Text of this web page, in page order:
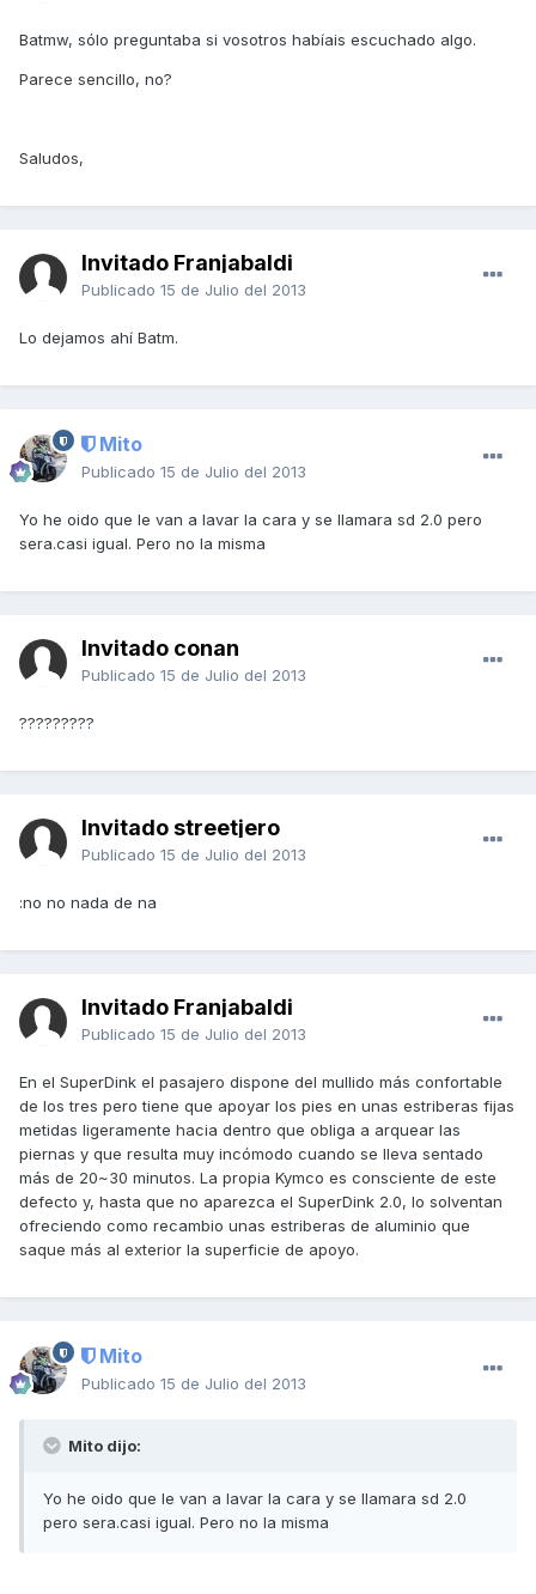
Batmw, sólo preguntaba si vosotros habíais escuchado algo.
Parece sencillo, no?
Saludos,
Invitado Franjabaldi
Publicado 15 de Julio del 2013
Lo dejamos ahí Batm.
Mito
Publicado 15 de Julio del 2013
Yo he oido que le van a lavar la cara y se llamara sd 2.0 pero
sera.casi igual. Pero no la misma
Invitado conan
Publicado 15 de Julio del 2013
?????????
Invitado streetjero
Publicado 15 de Julio del 2013
:no no nada de na
Invitado Franjabaldi
Publicado 15 de Julio del 2013
En el SuperDink el pasajero dispone del mullido más confortable
de los tres pero tiene que apoyar los pies en unas estriberas fijas
metidas ligeramente hacia dentro que obliga a arquear las
piernas y que resulta muy incómodo cuando se lleva sentado
más de 20~30 minutos. La propia Kymco es consciente de este
defecto y, hasta que no aparezca el SuperDink 2.0, lo solventan
ofreciendo como recambio unas estriberas de aluminio que
saque más al exterior la superficie de apoyo.
Mito
Publicado 15 de Julio del 2013
Mito dijo:
Yo he oido que le van a lavar la cara y se llamara sd 2.0
pero sera.casi igual. Pero no la misma